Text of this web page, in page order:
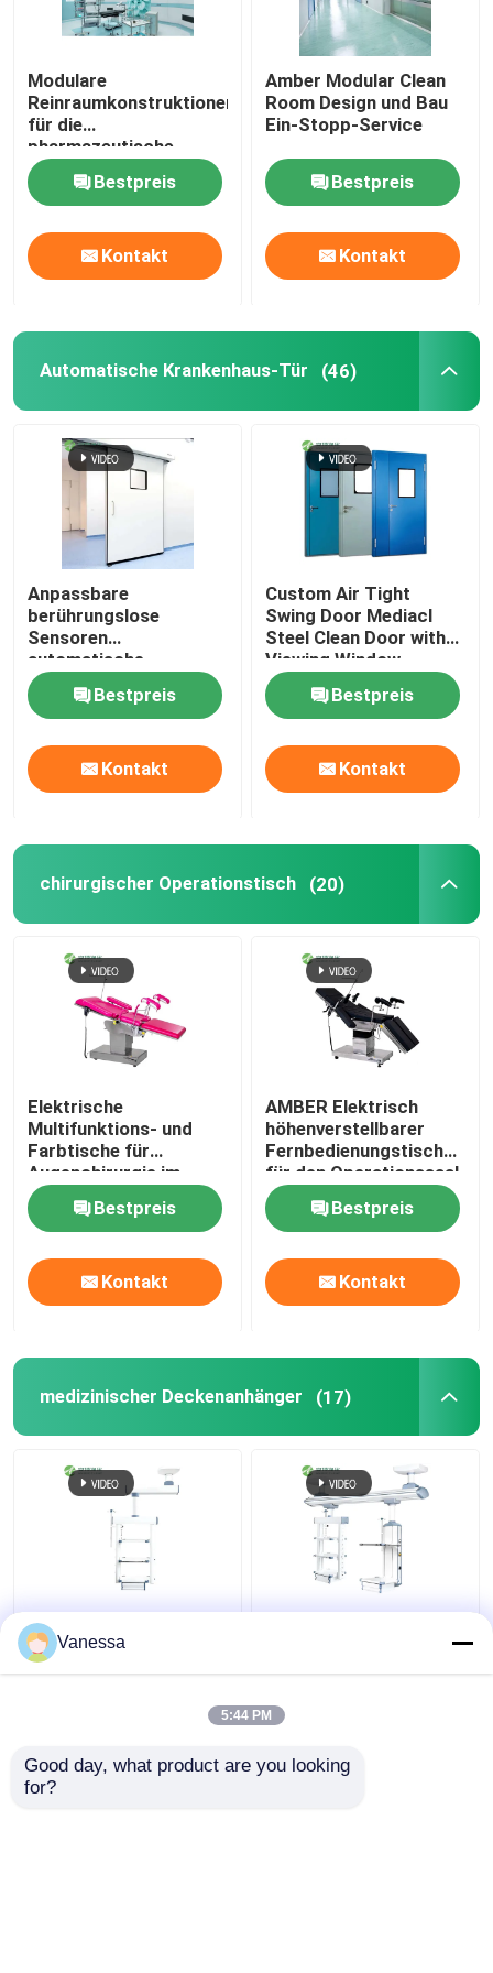
Modulare
Reinraumkonstruktionen
für die
pharmazeutische
Produktion
Bestpreis
Kontakt
Amber Modular Clean
Room Design und Bau
Ein-Stopp-Service
Bestpreis
Kontakt
Automatische Krankenhaus-Tür (46)
Anpassbare
berührungslose
Sensoren
automatische
Krankenhaustüren
Bestpreis
Kontakt
Custom Air Tight
Swing Door Mediacl
Steel Clean Door with
Viewing Window
Bestpreis
Kontakt
chirurgischer Operationstisch (20)
Elektrische
Multifunktions- und
Farbtische für
Augenchirurgie im
Krankenhaus
Bestpreis
Kontakt
AMBER Elektrisch
höhenverstellbarer
Fernbedienungstisch
für den Operationssaal,
Wirbelsäulenchirurgie
Bestpreis
Kontakt
medizinischer Deckenanhänger (17)
AMBER Flexible
Integrierte Funktionen
Decken montierte
Krankenhaus elektrisch
Chirurgischer Boom
Vanessa
5:44 PM
Good day, what product are you looking
for?